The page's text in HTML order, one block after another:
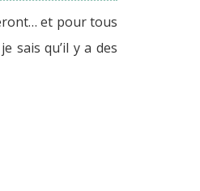
et pour tous
sais qu’il y a des